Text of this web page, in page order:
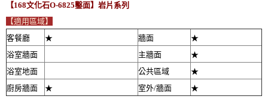
【168文化石O-6825鑿面】岩片系列
【適用區域】
客餐廳
★ 牆面
★
浴室牆面
主牆面
★
浴室地面
公共區域
★
廚房牆面
★ 室外/牆面 ★